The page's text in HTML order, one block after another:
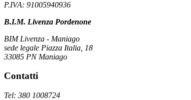
P.IVA: 91005940936
B.I.M. Livenza Pordenone
BIM Livenza - Maniago
sede legale Piazza Italia, 18
33085 PN Maniago
Contatti
Tel: 380 1008724